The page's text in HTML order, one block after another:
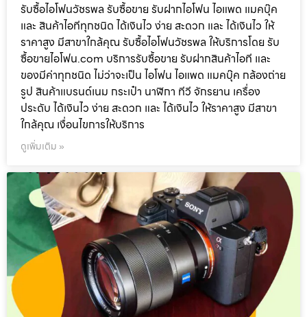
รับซื้อไอโฟนวัชรพล รับซื้อขาย รับฝากไอโฟน ไอแพด แมคบุ๊ค
และ สินค้าไอทีทุกชนิด ได้เงินไว ง่าย สะดวก และ ได้เงินไว ให้
ราคาสูง มีสาขาใกล้คุณ รับซื้อไอโฟนวัชรพล ให้บริการโดย รับ
ซื้อขายไอโฟน.com บริการรับซื้อขาย รับฝากสินค้าไอที และ
ของมีค่าทุกชนิด ไม่ว่าจะเป็น ไอโฟน ไอแพด แมคบุ๊ค กล้องถ่าย
รูป สินค้าแบรนด์เนม กระเป๋า นาฬิกา ทีวี จักรยาน เครื่อง
ประดับ ได้เงินไว ง่าย สะดวก และ ได้เงินไว ให้ราคาสูง มีสาขา
ใกล้คุณ เงื่อนไขการให้บริการ
ดูเพิ่มเติม »